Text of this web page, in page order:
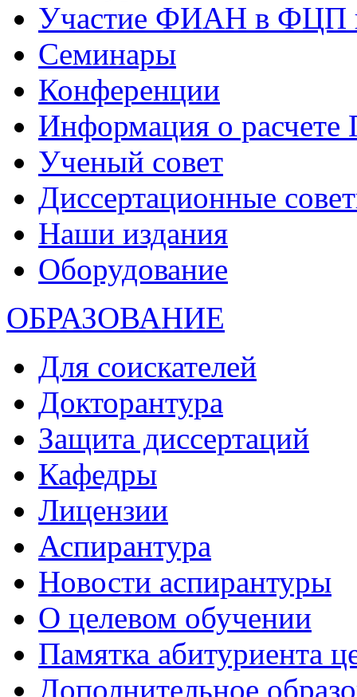
Участие ФИАН в ФЦП
Семинары
Конференции
Информация о
Ученый совет
Диссертационные
Наши издания
Оборудование
ОБРАЗОВАНИЕ
Для соискателей
Докторантура
Защита диссертаций
Кафедры
Лицензии
Аспирантура
Новости аспирантуры
О целевом обучении
Памятка абитуриента
Дополнительное